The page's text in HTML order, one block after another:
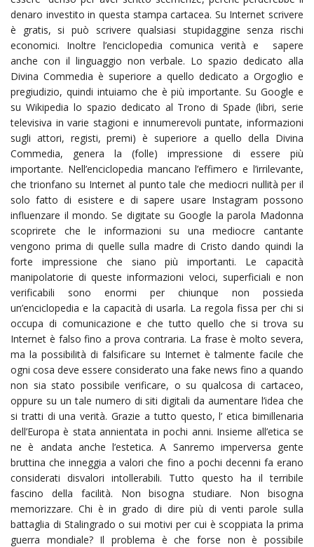
denaro investito in questa stampa cartacea. Su Internet scrivere
è gratis, si può scrivere qualsiasi stupidaggine senza rischi
economici. Inoltre l’enciclopedia comunica verità e sapere
anche con il linguaggio non verbale. Lo spazio dedicato alla
Divina Commedia è superiore a quello dedicato a Orgoglio e
pregiudizio, quindi intuiamo che è più importante. Su Google e
su Wikipedia lo spazio dedicato al Trono di Spade (libri, serie
televisiva in varie stagioni e innumerevoli puntate, informazioni
sugli attori, registi, premi) è superiore a quello della Divina
Commedia, genera la (folle) impressione di essere più
importante. Nell’enciclopedia mancano l’effimero e l’irrilevante,
che trionfano su Internet al punto tale che mediocri nullità per il
solo fatto di esistere e di sapere usare Instagram possono
influenzare il mondo. Se digitate su Google la parola Madonna
scoprirete che le informazioni su una mediocre cantante
vengono prima di quelle sulla madre di Cristo dando quindi la
forte impressione che siano più importanti. Le capacità
manipolatorie di queste informazioni veloci, superficiali e non
verificabili sono enormi per chiunque non possieda
un’enciclopedia e la capacità di usarla. La regola fissa per chi si
occupa di comunicazione e che tutto quello che si trova su
Internet è falso fino a prova contraria. La frase è molto severa,
ma la possibilità di falsificare su Internet è talmente facile che
ogni cosa deve essere considerato una fake news fino a quando
non sia stato possibile verificare, o su qualcosa di cartaceo,
oppure su un tale numero di siti digitali da aumentare l’idea che
si tratti di una verità. Grazie a tutto questo, l’ etica bimillenaria
dell’Europa è stata annientata in pochi anni. Insieme all’etica se
ne è andata anche l’estetica. A Sanremo imperversa gente
bruttina che inneggia a valori che fino a pochi decenni fa erano
considerati disvalori intollerabili. Tutto questo ha il terribile
fascino della facilità. Non bisogna studiare. Non bisogna
memorizzare. Chi è in grado di dire più di venti parole sulla
battaglia di Stalingrado o sui motivi per cui è scoppiata la prima
guerra mondiale? Il problema è che forse non è possibile